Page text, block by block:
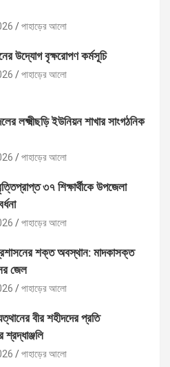
পাহাড়ের আলো
উদ্যোগ বৃক্ষরোপণ কর্মসূচি
পাহাড়ের আলো
লক্ষ্মীছড়ি ইউনিয়ন শাখার সাংগঠনিক
পাহাড়ের আলো
৩৭ শিক্ষার্থীকে উপজেলা
পাহাড়ের আলো
শক্ত অবস্থান: মাদকাসক্ত
জেল
পাহাড়ের আলো
বীর শহীদদের প্রতি
শ্রদ্ধাঞ্জলি
পাহাড়ের আলো